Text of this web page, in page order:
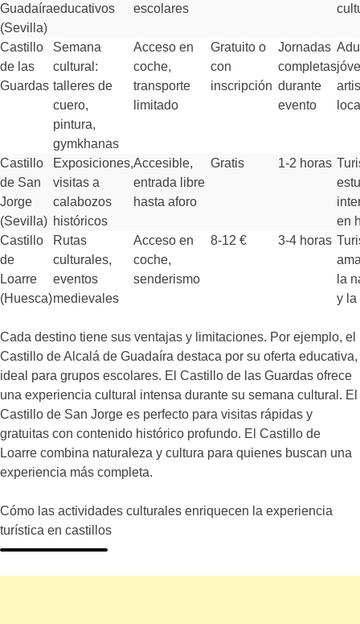
Guadaíra
(Sevilla)
educativos
escolares
Castillo
de las
Guardas
Semana
cultural:
talleres de
cuero,
pintura,
gymkhanas
Acceso en
coche,
transporte
limitado
Gratuito o
con
inscripción
Jornadas
completas
durante
evento
Castillo
de San
Jorge
(Sevilla)
Exposiciones,
visitas a
calabozos
históricos
Accesible,
entrada libre
hasta aforo
Gratis 1-2 horas
en
Castillo
de
Loarre
(Huesca)
Rutas
culturales,
eventos
medievales
Acceso en
coche,
senderismo
8-12 € 3-4 horas
la
y la
Cada destino tiene sus ventajas y limitaciones. Por ejemplo, el
Castillo de Alcalá de Guadaíra destaca por su oferta educativa,
ideal para grupos escolares. El Castillo de las Guardas ofrece
una experiencia cultural intensa durante su semana cultural. El
Castillo de San Jorge es perfecto para visitas rápidas y
gratuitas con contenido histórico profundo. El Castillo de
Loarre combina naturaleza y cultura para quienes buscan una
experiencia más completa.
Cómo las actividades culturales enriquecen la experiencia
turística en castillos